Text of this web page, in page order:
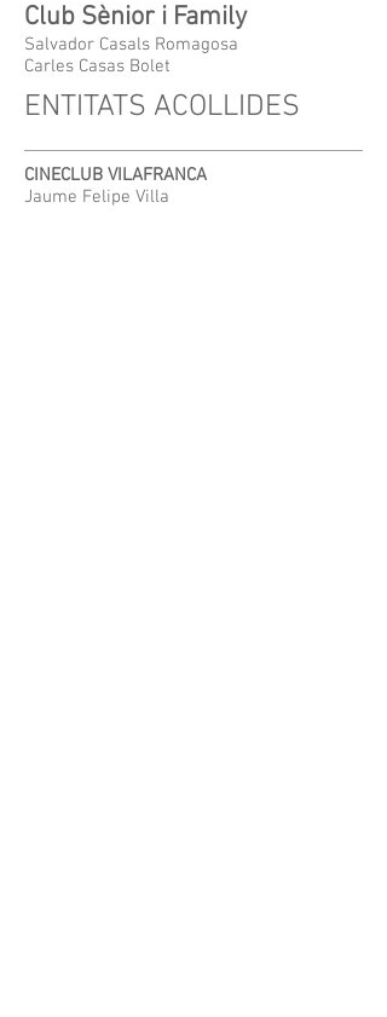
Club Sènior i Family
Salvador Casals Romagosa
Carles Casas Bolet
ENTITATS ACOLLIDES
CINECLUB VILAFRANCA
Jaume Felipe Villa